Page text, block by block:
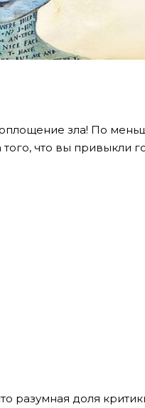
зла! По
что вы привыкли
разумная доля